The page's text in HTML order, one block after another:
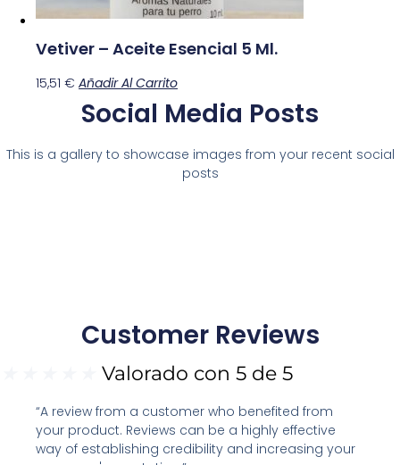
Vetiver – Aceite Esencial 5 Ml.
15,51 € Añadir Al Carrito
Social Media Posts
This is a gallery to showcase images from your recent social
posts
Customer Reviews
Valorado con 5 de 5
“A review from a customer who benefited from
your product. Reviews can be a highly effective
way of establishing credibility and increasing your